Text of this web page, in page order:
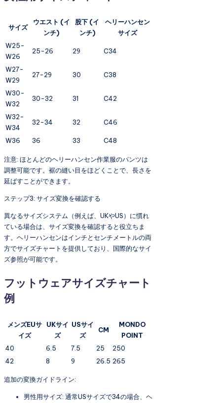
サイズ
ウエスト (イ
ンチ)
股下 (イ
ンチ)
ヘリーハンセン
サイズ
W25-
W26
25-26 29 C34
W27-
W29
27-29 30 C38
W30-
W32
30-32 31 C42
W32-
W34
32-34 32 C46
W36 36 33 C48
注意: ほとんどのヘリーハンセン作業服のパンツは
調整可能です。裾の縫い目をほどくことで、長さを
延ばすことができます。
ステップ3: サイズ変換を確認する
異なるサイズシステム（例えば、UKやUS）に慣れ
ている場合は、サイズ変換を確認すると役立ちま
す。ヘリーハンセンはインチとセンチメートルの両
方でサイズチャートを提供しており、国際的なサイ
ズ参照が可能です。
フットウェアサイズチャート
例
メンズEUサ
イズ
UKサイ
ズ
USサイ
ズ
CM
MONDO
POINT
40
6.5 7.5 25
250
42
8 9 26.5 265
追加の変換ガイドライン:
男性用サイズ: 通常USサイズで34の場合、ヘ